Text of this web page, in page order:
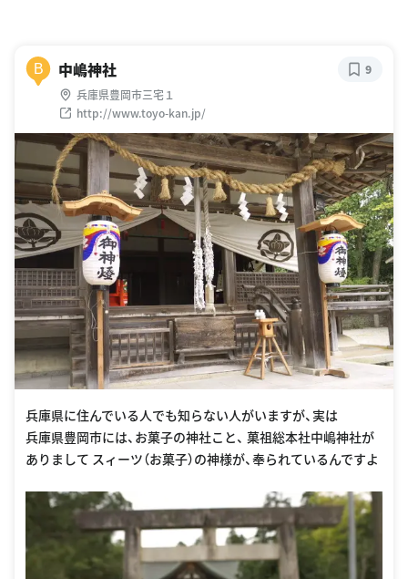
B 中嶋神社
兵庫県豊岡市三宅１
http://www.toyo-kan.jp/
9
兵庫県に住んでいる人でも知らない人がいますが、実は
兵庫県豊岡市には、お菓子の神社こと、 菓祖総本社中嶋神社が
ありまして スィーツ（お菓子）の神様が、奉られているんですよ